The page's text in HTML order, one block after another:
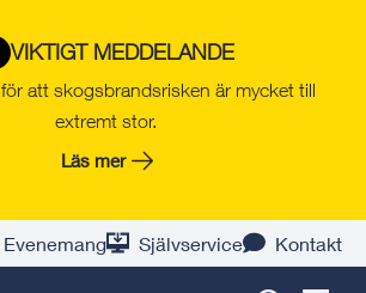
VIKTIGT MEDDELANDE
att skogsbrandsrisken är mycket till
extremt stor.
Läs mer
Evenemang Självservice Kontakt
kommun
om
levnadsvanor